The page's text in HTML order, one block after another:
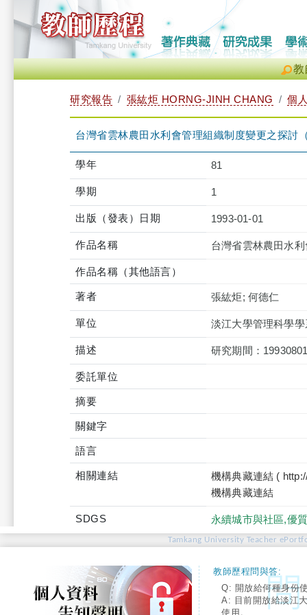
教
研究報告 張紘炬 HORNG-JINH CHANG 個
台灣省雲林農田水利會管理組織制度變更之探討
學年 81
學期 1
出版（發表）日期 1993-01-01
作品名稱 台灣省雲林農田水
作品名稱（其他語言）
著者 張紘炬; 何德仁
單位 淡江大學管理科學學
描述 研究期間：
委託單位
摘要
關鍵字
語言
相關連結
機構典藏連結 (
機構典藏連結
SDGS 永續城市與社區,優
Tamkang University Teacher
教師歷程問與答:
Q: 開放給何種身份
A: 目前開放給淡江
使用。